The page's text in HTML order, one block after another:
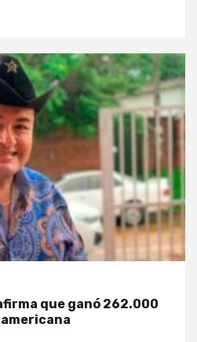
que ganó 262.000